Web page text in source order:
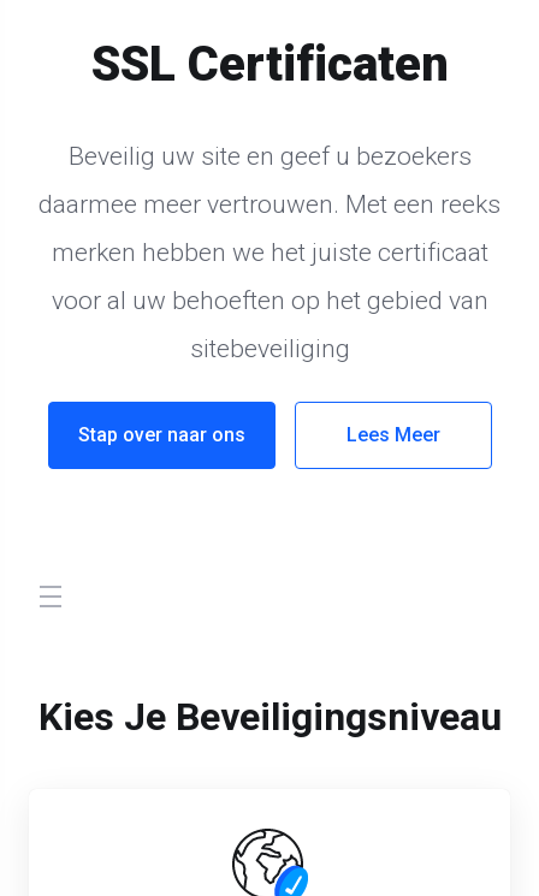
SSL Certificaten
Beveilig uw site en geef u bezoekers
daarmee meer vertrouwen. Met een reeks
merken hebben we het juiste certificaat
voor al uw behoeften op het gebied van
sitebeveiliging
Stap over naar ons Lees Meer
store.toggleNav
Kies Je Beveiligingsniveau